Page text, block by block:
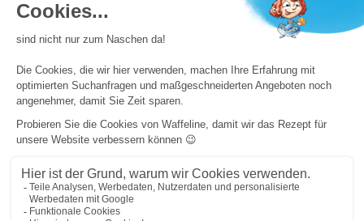
OK
Copyright Capfun 2026 ©
Camping-Pass
Schnäppchenpreise
Impressum
Allgemeine Geschäftsbedingungen und Datenschutz
Sitemap
Powered by ICS